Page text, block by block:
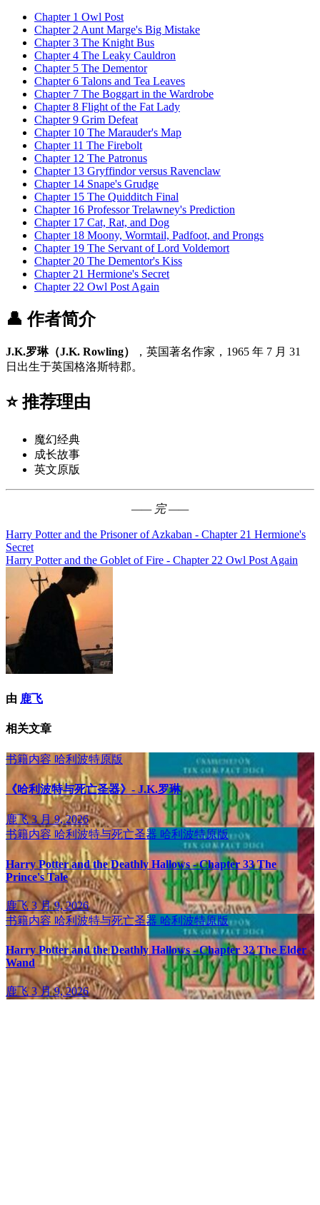
Chapter 1 Owl Post
Chapter 2 Aunt Marge's Big Mistake
Chapter 3 The Knight Bus
Chapter 4 The Leaky Cauldron
Chapter 5 The Dementor
Chapter 6 Talons and Tea Leaves
Chapter 7 The Boggart in the Wardrobe
Chapter 8 Flight of the Fat Lady
Chapter 9 Grim Defeat
Chapter 10 The Marauder's Map
Chapter 11 The Firebolt
Chapter 12 The Patronus
Chapter 13 Gryffindor versus Ravenclaw
Chapter 14 Snape's Grudge
Chapter 15 The Quidditch Final
Chapter 16 Professor Trelawney's Prediction
Chapter 17 Cat, Rat, and Dog
Chapter 18 Moony, Wormtail, Padfoot, and Prongs
Chapter 19 The Servant of Lord Voldemort
Chapter 20 The Dementor's Kiss
Chapter 21 Hermione's Secret
Chapter 22 Owl Post Again
👤 作者简介
J.K.罗琳（J.K. Rowling）
，英国著名作家，1965 年 7 月 31
日出生于英国格洛斯特郡。
⭐ 推荐理由
魔幻经典
成长故事
英文原版
—— 完 ——
文
章
Harry Potter and the Prisoner of Azkaban - Chapter 21 Hermione's
Secret
Harry Potter and the Goblet of Fire - Chapter 22 Owl Post Again
由 鹿飞
相关文章
书籍内容 哈利波特原版
《哈利波特与死亡圣器》- J.K.罗琳
鹿飞3 月 9, 2026
书籍内容 哈利波特与死亡圣器 哈利波特原版
Harry Potter and the Deathly Hallows - Chapter 33 The
Prince's Tale
鹿飞3 月 9, 2026
书籍内容 哈利波特与死亡圣器 哈利波特原版
Harry Potter and the Deathly Hallows - Chapter 32 The Elder
Wand
鹿飞3 月 9, 2026